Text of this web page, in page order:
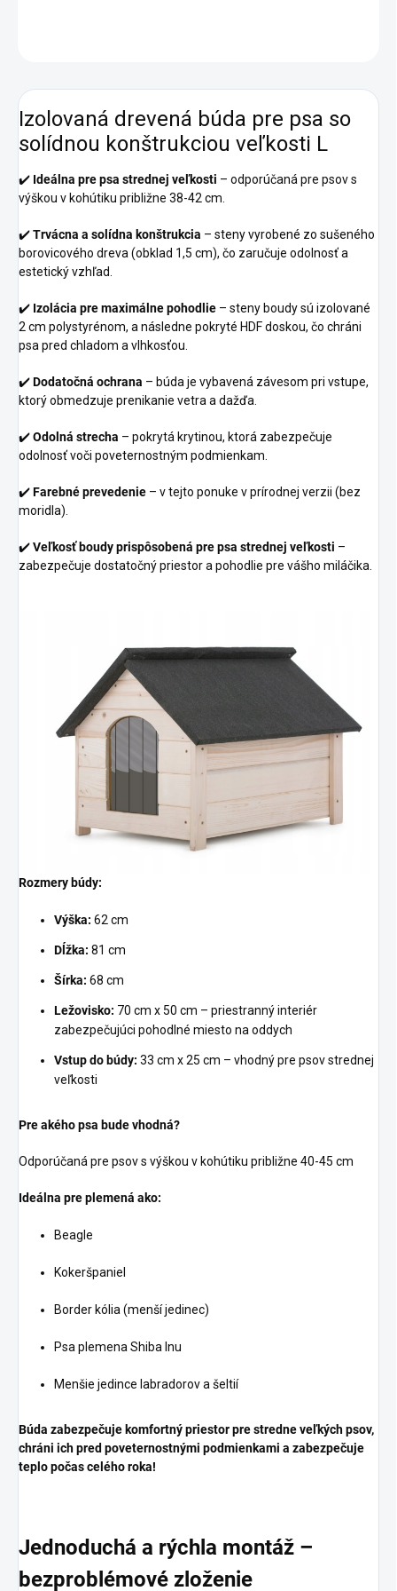
Izolovaná drevená búda pre psa so
solídnou konštrukciou veľkosti L
✔️ Ideálna pre psa strednej veľkosti – odporúčaná pre psov s
výškou v kohútiku približne 38-42 cm.
✔️Trvácna a solídna konštrukcia – steny vyrobené zo sušeného
borovicového dreva (obklad 1,5 cm), čo zaručuje odolnosť a
estetický vzhľad.
✔️ Izolácia pre maximálne pohodlie – steny boudy sú izolované
2 cm polystyrénom, a následne pokryté HDF doskou, čo chráni
psa pred chladom a vlhkosťou.
✔️Dodatočná ochrana – búda je vybavená závesom pri vstupe,
ktorý obmedzuje prenikanie vetra a dažďa.
✔️Odolná strecha – pokrytá krytinou, ktorá zabezpečuje
odolnosť voči poveternostným podmienkam.
✔️Farebné prevedenie – v tejto ponuke v prírodnej verzii (bez
moridla).
✔️Veľkosť boudy prispôsobená pre psa strednej veľkosti –
zabezpečuje dostatočný priestor a pohodlie pre vášho miláčika.
Rozmery búdy:
Výška: 62 cm
Dĺžka: 81 cm
Šírka: 68 cm
Ležovisko: 70 cm x 50 cm – priestranný interiér
zabezpečujúci pohodlné miesto na oddych
Vstup do búdy: 33 cm x 25 cm – vhodný pre psov strednej
veľkosti
Pre akého psa bude vhodná?
Odporúčaná pre psov s výškou v kohútiku približne 40-45 cm
Ideálna pre plemená ako:
Beagle
Kokeršpaniel
Border kólia (menší jedinec)
Psa plemena Shiba Inu
Menšie jedince labradorov a šeltií
Búda zabezpečuje komfortný priestor pre stredne veľkých psov,
chráni ich pred poveternostnými podmienkami a zabezpečuje
teplo počas celého roka!
Jednoduchá a rýchla montáž –
bezproblémové zloženie